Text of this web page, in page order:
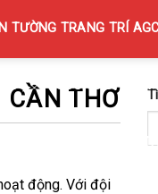
TƯỜNG TRANG TRÍ
} GƯƠNG BỈ SOI
TẮM PHÒNG TẮM
CẦN THƠ
động. Với đội